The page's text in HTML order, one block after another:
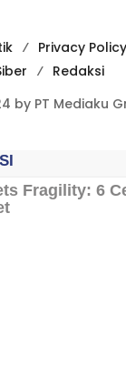
Privacy Policy
Redaksi
by PT Mediaku